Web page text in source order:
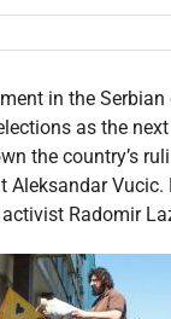
in the
as the
the country’s
Aleksandar Vucic.
Radomir